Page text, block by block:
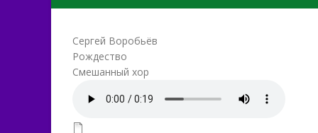
Сергей Воробьёв
Рождество
Смешанный хор
Vozveselіtesj.mp3